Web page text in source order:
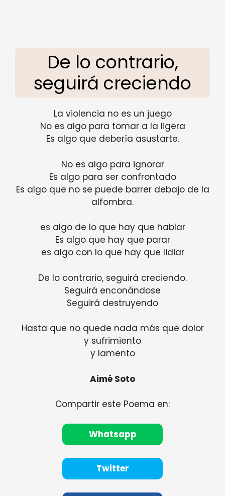
De lo contrario,
seguirá creciendo
La violencia no es un juego
No es algo para tomar a la ligera
Es algo que debería asustarte.
No es algo para ignorar
Es algo para ser confrontado
Es algo que no se puede barrer debajo de la
alfombra.
es algo de lo que hay que hablar
Es algo que hay que parar
es algo con lo que hay que lidiar
De lo contrario, seguirá creciendo.
Seguirá enconándose
Seguirá destruyendo
Hasta que no quede nada más que dolor
y sufrimiento
y lamento
Aimé Soto
Compartir este Poema en:
Whatsapp
Twitter